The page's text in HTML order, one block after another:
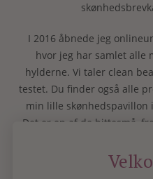
I 2016 åbnede jeg
hvor jeg har samlet alle
hylderne. Vi taler clean
testet. Du finder også alle
min lille skønhedspavillon
Det er en af de bittesmå,
pavilloner langs Kongens
De bedste